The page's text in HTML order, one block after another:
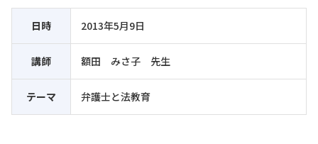
日時 2013年5月9日
講師 額田 みさ子 先生
テーマ 弁護士と法教育